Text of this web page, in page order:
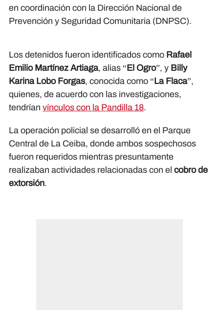
en coordinación con la Dirección Nacional de
Prevención y Seguridad Comunitaria (DNPSC).
Los detenidos fueron identificados como Rafael
Emilio Martínez Artiaga, alias “El Ogro”, y Billy
Karina Lobo Forgas, conocida como “La Flaca”,
quienes, de acuerdo con las investigaciones,
tendrían vínculos con la Pandilla 18.
La operación policial se desarrolló en el Parque
Central de La Ceiba, donde ambos sospechosos
fueron requeridos mientras presuntamente
realizaban actividades relacionadas con el cobro de
extorsión.